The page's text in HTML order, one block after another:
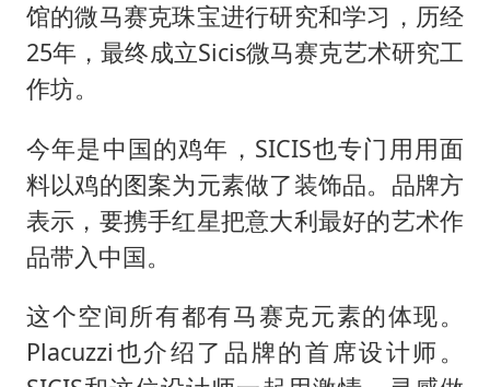
馆的微马赛克珠宝进行研究和学习，历经
25年，最终成立Sicis微马赛克艺术研究工
作坊。
今年是中国的鸡年，SICIS也专门用用面
料以鸡的图案为元素做了装饰品。品牌方
表示，要携手红星把意大利最好的艺术作
品带入中国。
这个空间所有都有马赛克元素的体现。
Placuzzi也介绍了品牌的首席设计师。